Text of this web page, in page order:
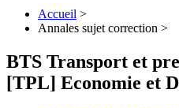
Accueil >
Annales sujet correction >
BTS Transport et
[TPL] Economie et